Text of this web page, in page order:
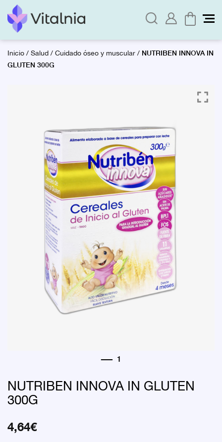
Inicio/Salud/Cuidado óseo y muscular/ NUTRIBEN INNOVA IN
GLUTEN 300G
NUTRIBEN INNOVA IN GLUTEN
300G
4,64€